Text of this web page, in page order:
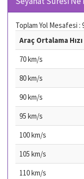
Toplam Yol Mesafesi :
Araç Ortalama Hızı
70 km/s
80 km/s
90 km/s
95 km/s
100 km/s
105 km/s
110 km/s